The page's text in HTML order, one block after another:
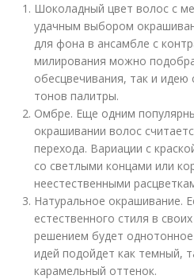
Шоколадный цвет волос с
удачным выбором
для фона в ансамбле с
милирования можно
обесцвечивания, так и идею
тонов палитры.
Омбре. Еще одним
окрашивании волос
перехода. Вариации с
со светлыми концами или
неестественными
Натуральное окрашивание.
естественного стиля в
решением будет
идей подойдет как темный,
карамельный оттенок.